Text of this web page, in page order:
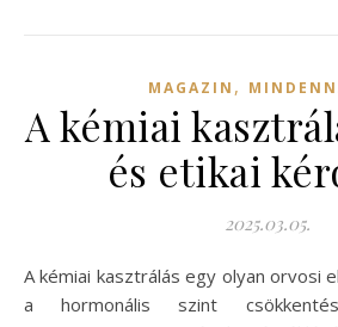
MAGAZIN ,
A kémiai
és etikai
2025.03.05.
A kémiai kasztrálás egy olyan orvosi eljárás, amelynek célja
a hormonális szint